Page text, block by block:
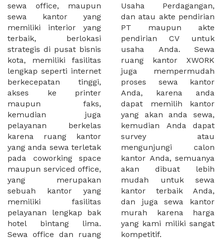
sewa office, maupun
sewa kantor yang
memiliki interior yang
terbaik, berlokasi
strategis di pusat bisnis
kota, memiliki fasilitas
lengkap seperti internet
berkecepatan tinggi,
akses ke printer
maupun faks,
kemudian juga
pelayanan berkelas
karena ruang kantor
yang anda sewa terletak
pada coworking space
maupun serviced office,
yang merupakan
sebuah kantor yang
memiliki fasilitas
pelayanan lengkap bak
hotel bintang lima.
Sewa office dan ruang
Usaha Perdagangan,
dan atau akte pendirian
PT maupun akte
pendirian CV untuk
usaha Anda. Sewa
ruang kantor XWORK
juga mempermudah
proses sewa kantor
Anda, karena anda
dapat memilih kantor
yang akan anda sewa,
kemudian Anda dapat
survey atau
mengunjungi calon
kantor Anda, semuanya
akan dibuat lebih
mudah untuk sewa
kantor terbaik Anda,
dan juga sewa kantor
murah karena harga
yang kami miliki sangat
kompetitif.